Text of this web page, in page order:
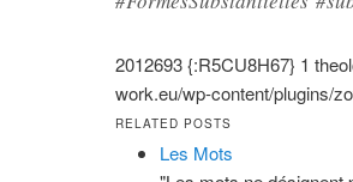
2012693{:R5CU8H67} 1
work.eu/wp-content/plugins/
RELATED POSTS
Les Mots